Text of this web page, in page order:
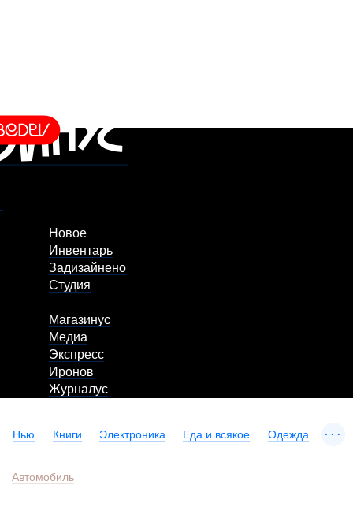
Новое
Инвентарь
Задизайнено
Студия
Магазинус
Медиа
Экспресс
Иронов
Журналус
Нью Книги Электроника Еда и всякое Одежда ...
Автомобиль